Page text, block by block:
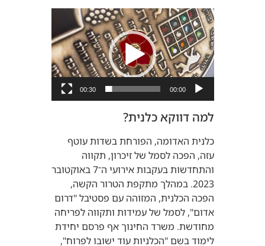
00:00
למה דווקא כלנית?
כלנית האדומה, הפורחת בשדות עוטף
עזה, הפכה לסמל של זיכרון, תקווה
והתחדשות בעקבות אירועי ה־7 באוקטובר
במהלך מתקפת הטרור הקשה,
הפכה הכלנית, המזוהה עם פסטיבל "דרום
אדום", לסמל של עמידות ותקווה לפריחה
מחודשת. משרד החינוך אף פרסם יחידת
לימוד בשם "הכלניות עוד ישובו לפרוח",